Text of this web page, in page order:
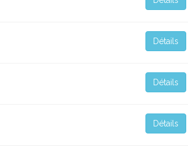
Détails
Détails
Détails